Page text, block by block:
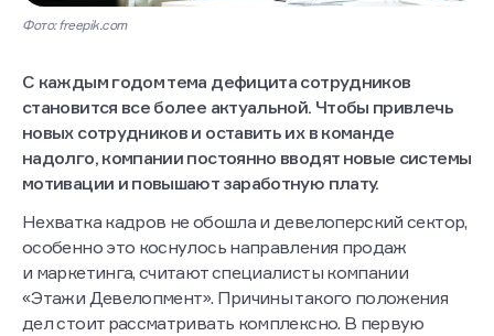
Фото: freepik.com
С каждым годом тема дефицита сотрудников
становится все более актуальной. Чтобы привлечь
новых сотрудников и оставить их в команде
надолго, компании постоянно вводят новые системы
мотивации и повышают заработную плату.
Нехватка кадров не обошла и девелоперский сектор,
особенно это коснулось направления продаж
и маркетинга, считают специалисты компании
«Этажи Девелопмент». Причины такого положения
дел стоит рассматривать комплексно. В первую